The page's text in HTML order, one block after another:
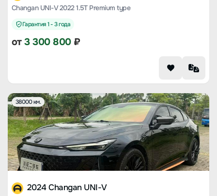
Changan UNI-V 2022 1.5T Premium type
Гарантия 1 - 3 года
от3 300 800₽
38000 км.
2024 Changan UNI-V